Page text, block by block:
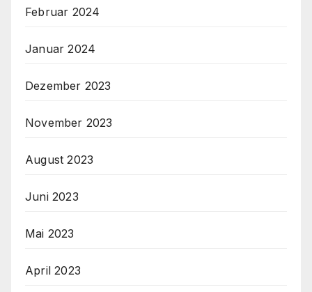
Februar 2024
Januar 2024
Dezember 2023
November 2023
August 2023
Juni 2023
Mai 2023
April 2023